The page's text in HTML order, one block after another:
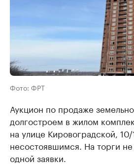
Фото: ФРТ
Аукцион по продаже
долгостроем в жилом
на улице Кировоградской,
несостоявшимся. На торги
одной заявки.